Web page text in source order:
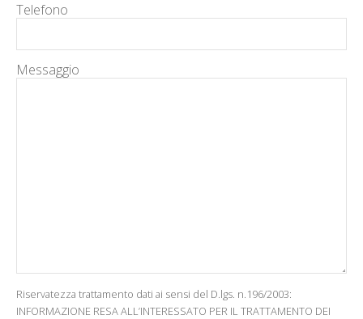
Telefono
Messaggio
Riservatezza trattamento dati ai sensi del D.lgs. n.196/2003:
INFORMAZIONE RESA ALL’INTERESSATO PER IL TRATTAMENTO DEI